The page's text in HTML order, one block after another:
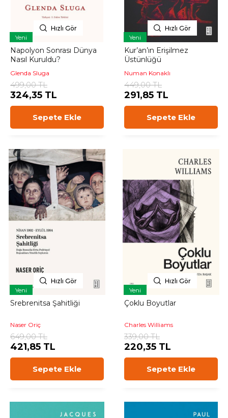
Hızlı Gör
Yeni
Napolyon Sonrası Dünya
Nasıl Kuruldu?
Glenda Sluga
499,00 TL
324,35 TL
Sepete Ekle
Hızlı Gör
Yeni
Kur’an’ın Erişilmez
Üstünlüğü
Numan Konaklı
449,00 TL
291,85 TL
Sepete Ekle
Hızlı Gör
Yeni
Srebrenitsa Şahitliği
Naser Oriç
649,00 TL
421,85 TL
Sepete Ekle
Hızlı Gör
Yeni
Çoklu Boyutlar
Charles Williams
339,00 TL
220,35 TL
Sepete Ekle